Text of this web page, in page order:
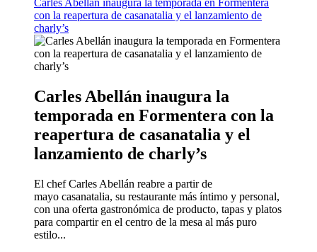
Carles Abellán inaugura la temporada en Formentera
con la reapertura de casanatalia y el lanzamiento de
charly’s
Carles Abellán inaugura la
temporada en Formentera con la
reapertura de casanatalia y el
lanzamiento de charly’s
El chef Carles Abellán reabre a partir de
mayo casanatalia, su restaurante más íntimo y personal,
con una oferta gastronómica de producto, tapas y platos
para compartir en el centro de la mesa al más puro
estilo...